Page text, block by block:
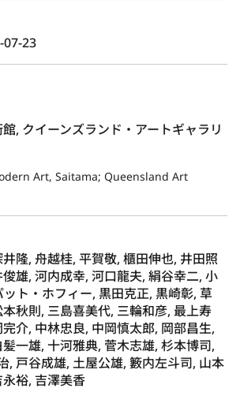
07-23
, クイーンズランド・アートギャラリ
Art, Saitama; Queensland Art
隆, 舟越桂, 平賀敬, 櫃田伸也, 井田照
雄, 河内成幸, 河口龍夫, 絹谷幸二, 小
ト・ホフィー, 黒田克正, 黒崎彰, 草
秋則, 三島喜美代, 三輪和彦, 最上寿
介, 中林忠良, 中岡慎太郎, 岡部昌生,
一雄, 十河雅典, 菅木志雄, 杉本博司,
, 戸谷成雄, 土屋公雄, 籔内左斗司, 山本
裕, 吉澤美香